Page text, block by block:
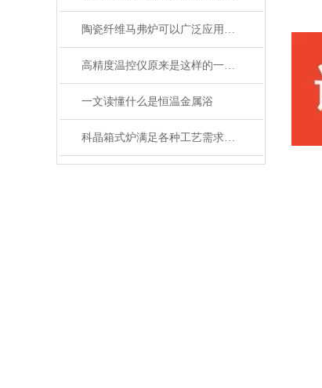
陶瓷纤维马弗炉可以广泛应用于高温工艺
高精度温控仪原来是这样的一款产品
一文读懂什么是恒温金属浴
科晶箱式炉满足各种工艺需求的灵活性